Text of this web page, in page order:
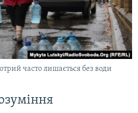
часто лишається без води